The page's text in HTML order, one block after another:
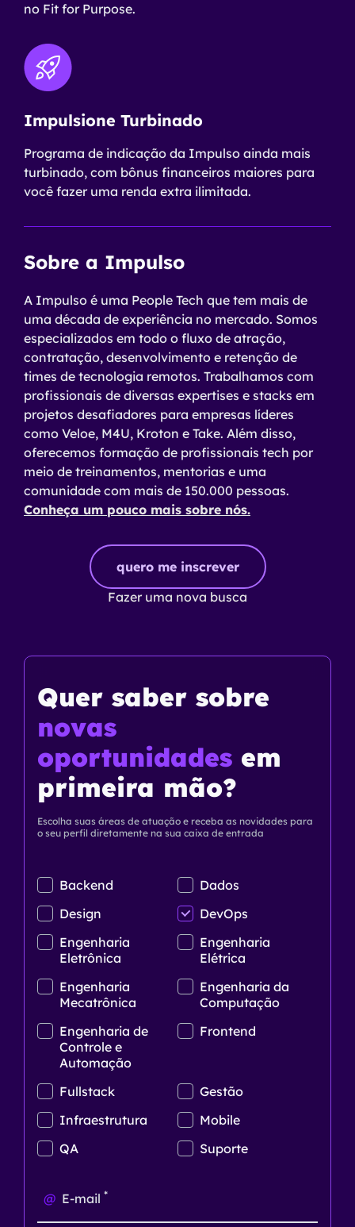
no Fit for Purpose.
Impulsione Turbinado
Programa de indicação da Impulso ainda mais
turbinado, com bônus financeiros maiores para
você fazer uma renda extra ilimitada.
Sobre a Impulso
A Impulso é uma People Tech que tem mais de
uma década de experiência no mercado. Somos
especializados em todo o fluxo de atração,
contratação, desenvolvimento e retenção de
times de tecnologia remotos. Trabalhamos com
profissionais de diversas expertises e stacks em
projetos desafiadores para empresas líderes
como Veloe, M4U, Kroton e Take. Além disso,
oferecemos formação de profissionais tech por
meio de treinamentos, mentorias e uma
comunidade com mais de 150.000 pessoas.
Conheça um pouco mais sobre nós.
quero me inscrever
Fazer uma nova busca
Quer saber sobre
novas
oportunidades em
primeira mão?
Escolha suas áreas de atuação e receba as novidades para
o seu perfil diretamente na sua caixa de entrada
Backend
Dados
Design
DevOps
Engenharia
Eletrônica
Engenharia
Elétrica
Engenharia
Mecatrônica
Engenharia da
Computação
Engenharia de
Controle e
Automação
Frontend
Fullstack
Gestão
Infraestrutura
Mobile
QA
Suporte
@ E-mail *